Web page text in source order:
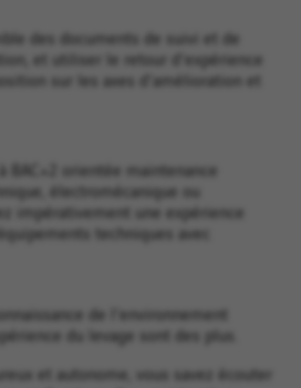
des documents de suivi et de
et utiliser le retour d'expérience
sur les axes d'amélioration et
BAC+2 orientée maintenance
électromécanique ou
impérativement une expérience
techniques avec
de l'environnement
du levage sont des plus.
et autonome, vous savez écouter